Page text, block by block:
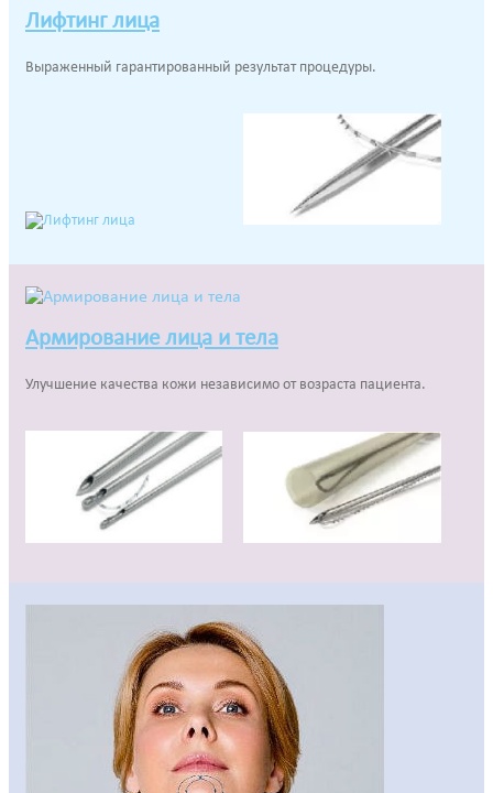
Лифтинг лица
Выраженный гарантированный результат процедуры.
Армирование лица и тела
Улучшение качества кожи независимо от возраста пациента.